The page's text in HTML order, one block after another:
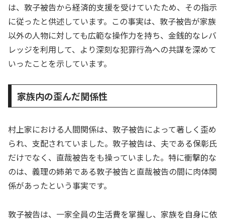
は、敦子被告から経済的支援を受けていたため、その指示
に従ったと供述しています。この事実は、敦子被告が家族
以外の人物に対しても広範な操作力を持ち、金銭的なレバ
レッジを利用して、より深刻な犯罪行為への共謀を深めて
いったことを示しています。
家族内の歪んだ関係性
村上家における人間関係は、敦子被告によって著しく歪め
られ、支配されていました。敦子被告は、夫である保彰氏
だけでなく、直哉被告をも操っていました。特に衝撃的な
のは、義理の姉弟である敦子被告と直哉被告の間に肉体関
係があったという事実です。
敦子被告は、一家全員の生活費を掌握し、家族を自身に依